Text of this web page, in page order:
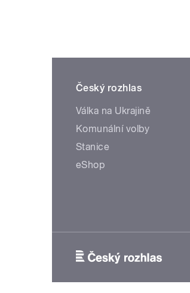
Český rozhlas
Válka na Ukrajině
Komunální volby
Stanice
eShop